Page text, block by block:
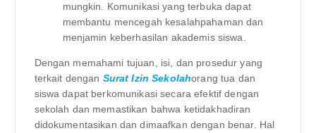
mungkin. Komunikasi yang terbuka dapat
membantu mencegah kesalahpahaman dan
menjamin keberhasilan akademis siswa.
Dengan memahami tujuan, isi, dan prosedur yang
terkait dengan Surat Izin Sekolahorang tua dan
siswa dapat berkomunikasi secara efektif dengan
sekolah dan memastikan bahwa ketidakhadiran
didokumentasikan dan dimaafkan dengan benar. Hal